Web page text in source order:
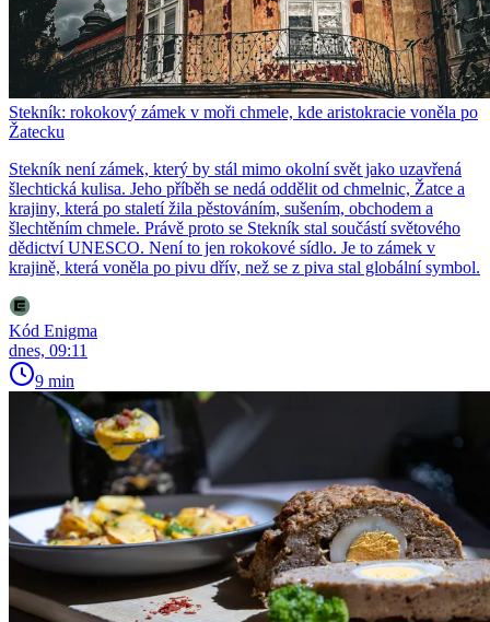
Stekník: rokokový zámek v moři chmele, kde aristokracie voněla po
Žatecku
Stekník není zámek, který by stál mimo okolní svět jako uzavřená
šlechtická kulisa. Jeho příběh se nedá oddělit od chmelnic, Žatce a
krajiny, která po staletí žila pěstováním, sušením, obchodem a
šlechtěním chmele. Právě proto se Stekník stal součástí světového
dědictví UNESCO. Není to jen rokokové sídlo. Je to zámek v
krajině, která voněla po pivu dřív, než se z piva stal globální symbol.
Kód Enigma
dnes, 09:11
9 min